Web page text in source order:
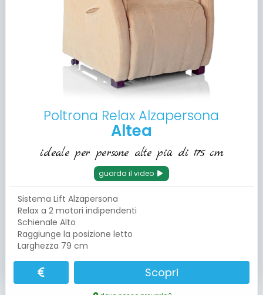
Poltrona Relax Alzapersona
Altea
ideale per persone alte più di 175 cm
guarda il video
Sistema Lift Alzapersona
Relax a 2 motori indipendenti
Schienale Alto
Raggiunge la posizione letto
Larghezza 79 cm
Scopri